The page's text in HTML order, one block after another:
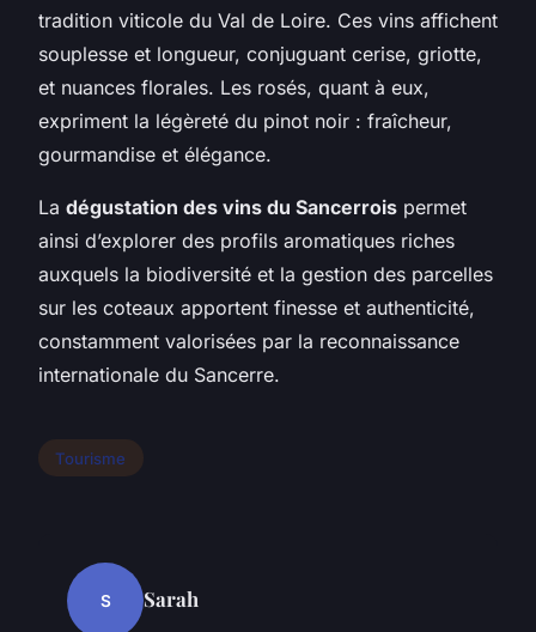
tradition viticole du Val de Loire. Ces vins affichent
souplesse et longueur, conjuguant cerise, griotte,
et nuances florales. Les rosés, quant à eux,
expriment la légèreté du pinot noir : fraîcheur,
gourmandise et élégance.
La dégustation des vins du Sancerrois permet
ainsi d’explorer des profils aromatiques riches
auxquels la biodiversité et la gestion des parcelles
sur les coteaux apportent finesse et authenticité,
constamment valorisées par la reconnaissance
internationale du Sancerre.
Tourisme
S Sarah